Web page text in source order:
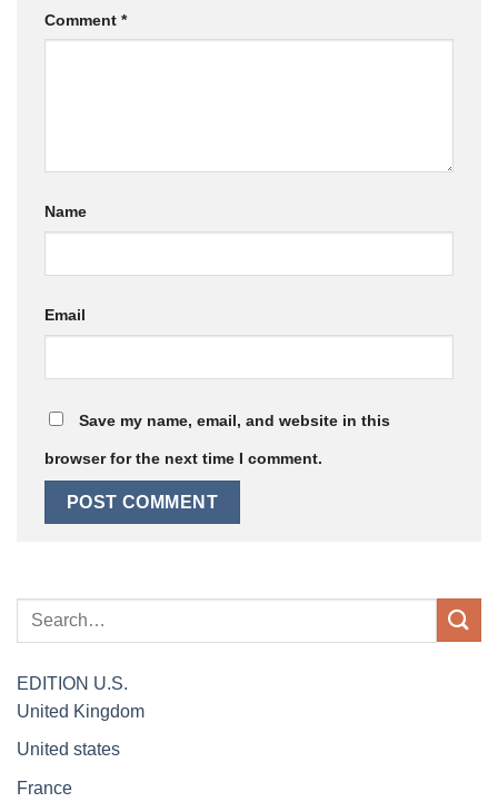
Comment *
Name
Email
Save my name, email, and website in this
browser for the next time I comment.
EDITION U.S.
United Kingdom
United states
France